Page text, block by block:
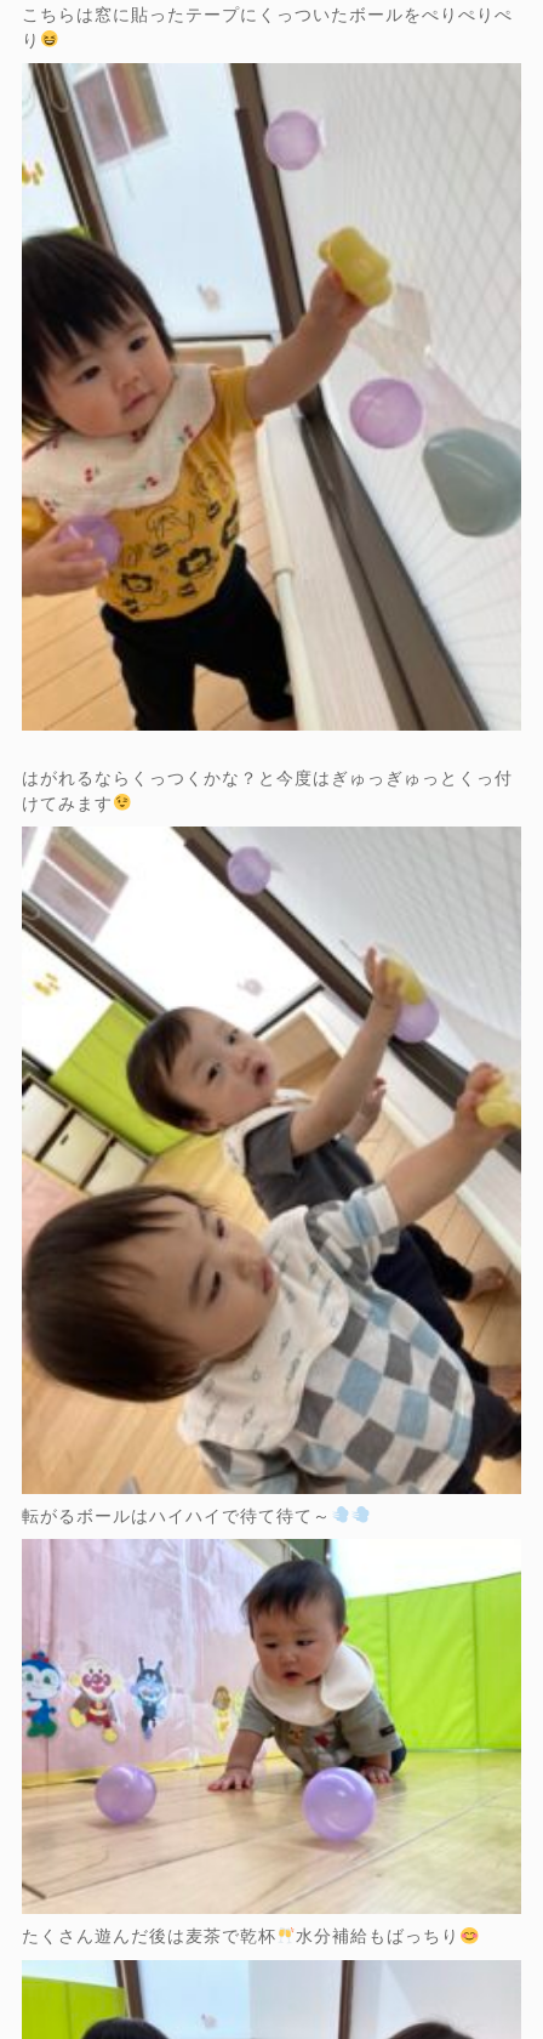
こちらは窓に貼ったテープにくっついたボールをぺりぺりぺ
り
はがれるならくっつくかな？と今度はぎゅっぎゅっとくっ付
けてみます
転がるボールはハイハイで待て待て～
たくさん遊んだ後は麦茶で乾杯 水分補給もばっちり